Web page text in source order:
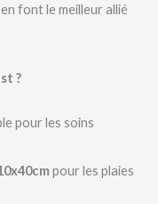
font le meilleur allié
?
pour les soins
pour les plaies